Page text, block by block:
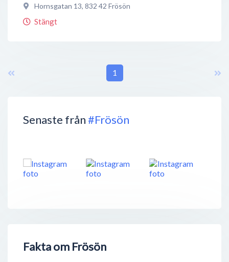
Senaste från#Frösön
Fakta om Frösön
Hornsgatan 13, 832 42 Frösön
Stängt
1